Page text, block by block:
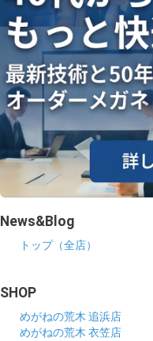
採用
News&Blog
トップ（全店）
SHOP
めがねの荒木 追浜店
めがねの荒木 衣笠店